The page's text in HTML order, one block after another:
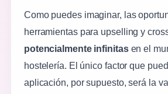
Como puedes imaginar, las
herramientas para upselling y
potencialmente infinitasen el
hostelería. El único factor que
aplicación, por supuesto, será la